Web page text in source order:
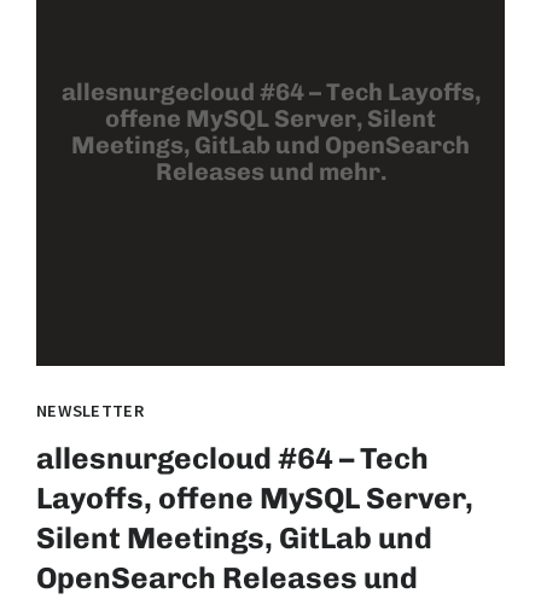
allesnurgecloud #64 – Tech Layoffs,
offene MySQL Server, Silent
Meetings, GitLab und OpenSearch
Releases und mehr.
NEWSLETTER
allesnurgecloud #64 – Tech
Layoffs, offene MySQL Server,
Silent Meetings, GitLab und
OpenSearch Releases und